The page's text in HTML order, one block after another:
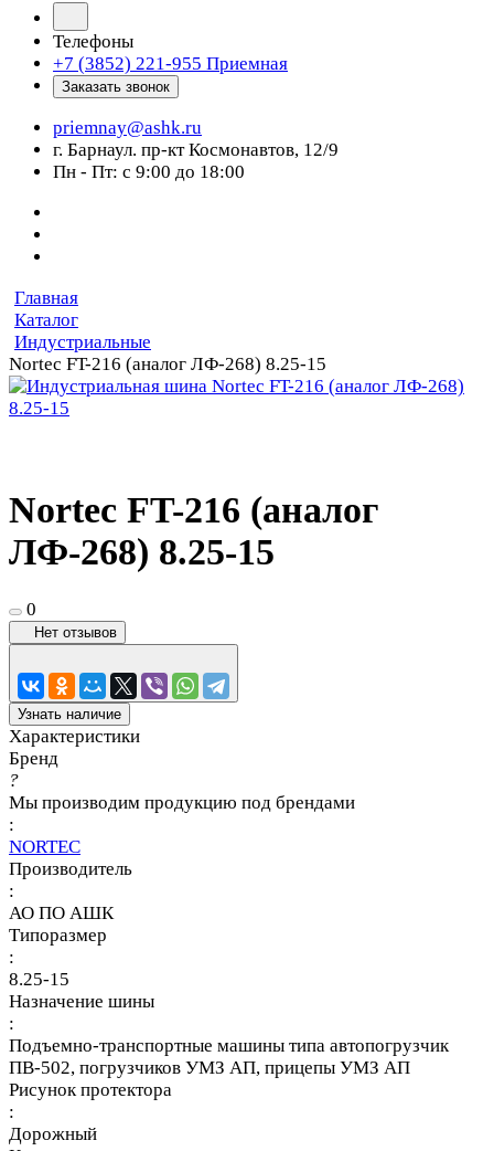
Телефоны
+7 (3852) 221-955 Приемная
Заказать звонок
priemnay@ashk.ru
г. Барнаул. пр-кт Космонавтов, 12/9
Пн - Пт: с 9:00 до 18:00
Главная
Каталог
Индустриальные
Nortec FT-216 (аналог ЛФ-268) 8.25-15
Nortec FT-216 (аналог
ЛФ-268) 8.25-15
0
Нет отзывов
Узнать наличие
Характеристики
Бренд
?
Мы производим продукцию под брендами
:
NORTEC
Производитель
:
АО ПО АШК
Типоразмер
:
8.25-15
Назначение шины
:
Подъемно-транспортные машины типа автопогрузчик
ПВ-502, погрузчиков УМЗ АП, прицепы УМЗ АП
Рисунок протектора
:
Дорожный